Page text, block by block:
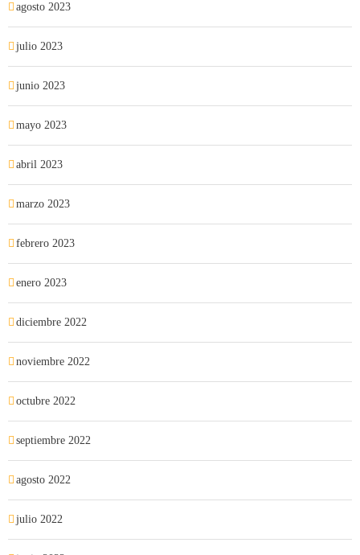
agosto 2023
julio 2023
junio 2023
mayo 2023
abril 2023
marzo 2023
febrero 2023
enero 2023
diciembre 2022
noviembre 2022
octubre 2022
septiembre 2022
agosto 2022
julio 2022